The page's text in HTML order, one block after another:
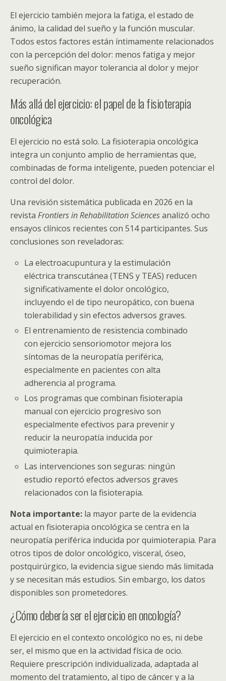
El ejercicio también mejora la fatiga, el estado de
ánimo, la calidad del sueño y la función muscular.
Todos estos factores están íntimamente relacionados
con la percepción del dolor: menos fatiga y mejor
sueño significan mayor tolerancia al dolor y mejor
recuperación.
Más allá del ejercicio: el papel de la fisioterapia
oncológica
El ejercicio no está solo. La fisioterapia oncológica
integra un conjunto amplio de herramientas que,
combinadas de forma inteligente, pueden potenciar el
control del dolor.
Una revisión sistemática publicada en 2026 en la
revista Frontiers in Rehabilitation Sciencesanalizó ocho
ensayos clínicos recientes con 514 participantes. Sus
conclusiones son reveladoras:
La electroacupuntura y la estimulación
eléctrica transcutánea (TENS y TEAS) reducen
significativamente el dolor oncológico,
incluyendo el de tipo neuropático, con buena
tolerabilidad y sin efectos adversos graves.
El entrenamiento de resistencia combinado
con ejercicio sensoriomotor mejora los
síntomas de la neuropatía periférica,
especialmente en pacientes con alta
adherencia al programa.
Los programas que combinan fisioterapia
manual con ejercicio progresivo son
especialmente efectivos para prevenir y
reducir la neuropatía inducida por
quimioterapia.
Las intervenciones son seguras: ningún
estudio reportó efectos adversos graves
relacionados con la fisioterapia.
Nota importante: la mayor parte de la evidencia
actual en fisioterapia oncológica se centra en la
neuropatía periférica inducida por quimioterapia. Para
otros tipos de dolor oncológico, visceral, óseo,
postquirúrgico, la evidencia sigue siendo más limitada
y se necesitan más estudios. Sin embargo, los datos
disponibles son prometedores.
¿Cómo debería ser el ejercicio en oncología?
El ejercicio en el contexto oncológico no es, ni debe
ser, el mismo que en la actividad física de ocio.
Requiere prescripción individualizada, adaptada al
momento del tratamiento, al tipo de cáncer y a la